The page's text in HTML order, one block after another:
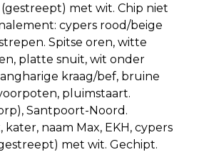
met wit. Chip niet
cypers rood/beige
Spitse oren, witte
platte snuit, wit onder
kraag/bef, bruine
pluimstaart.
Santpoort-Noord.
kater, naam Max, EKH, cypers
met wit. Gechipt.